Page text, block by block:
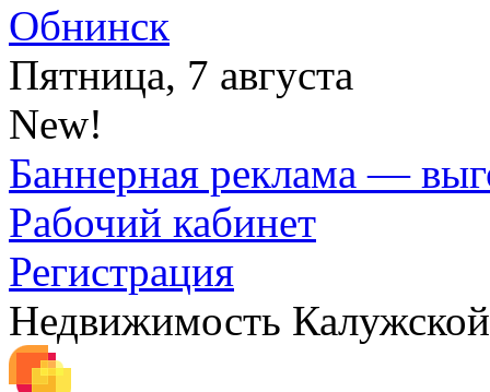
Обнинск
Пятница, 7 августа
New!
Баннерная реклама —
Рабочий кабинет
Регистрация
Недвижимость